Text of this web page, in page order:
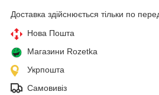
Доставка здійснюється тільки по
Нова Пошта
Магазини Rozetka
Укрпошта
Самовивіз